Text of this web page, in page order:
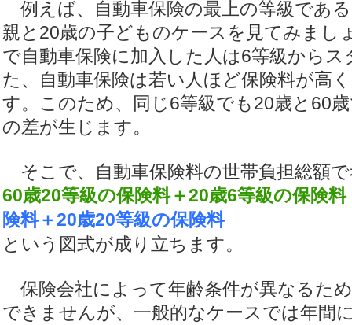
例えば、自動車保険の最上の等級であ
親と20歳の子どものケースを見てみまし
で自動車保険に加入した人は6等級から
た、自動車保険は若い人ほど保険料が高
す。このため、同じ6等級でも20歳と60
の差が生じます。
そこで、自動車保険料の世帯負担総額
60歳20等級の保険料＋20歳6等級の保険料
険料＋20歳20等級の保険料
という図式が成り立ちます。
保険会社によって年齢条件が異なるた
できませんが、一般的なケースでは年間